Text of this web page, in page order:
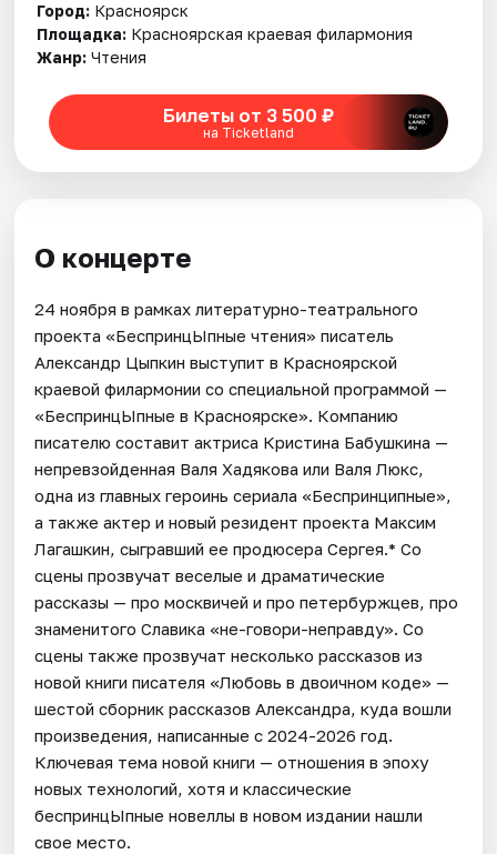
Город: Красноярск
Площадка: Красноярская краевая филармония
Жанр: Чтения
Билеты от 3 500 ₽
на Ticketland
О концерте
24 ноября в рамках литературно-театрального
проекта «БеспринцЫпные чтения» писатель
Александр Цыпкин выступит в Красноярской
краевой филармонии со специальной программой —
«БеспринцЫпные в Красноярске». Компанию
писателю составит актриса Кристина Бабушкина —
непревзойденная Валя Хадякова или Валя Люкс,
одна из главных героинь сериала «Беспринципные»,
а также актер и новый резидент проекта Максим
Лагашкин, сыгравший ее продюсера Сергея.* Со
сцены прозвучат веселые и драматические
рассказы — про москвичей и про петербуржцев, про
знаменитого Славика «не-говори-неправду». Со
сцены также прозвучат несколько рассказов из
новой книги писателя «Любовь в двоичном коде» —
шестой сборник рассказов Александра, куда вошли
произведения, написанные с 2024-2026 год.
Ключевая тема новой книги — отношения в эпоху
новых технологий, хотя и классические
беспринцЫпные новеллы в новом издании нашли
свое место.